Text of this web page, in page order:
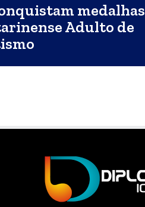
medalhas
Adulto de